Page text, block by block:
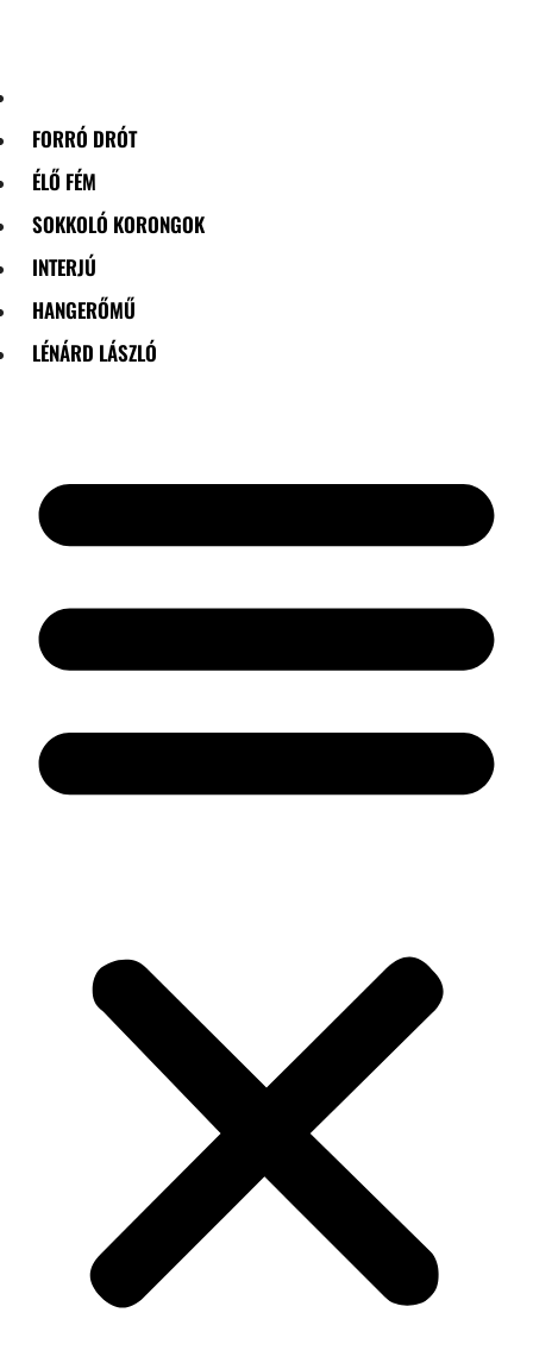
FORRÓ DRÓT
ÉLŐ FÉM
SOKKOLÓ KORONGOK
INTERJÚ
HANGERŐMŰ
LÉNÁRD LÁSZLÓ